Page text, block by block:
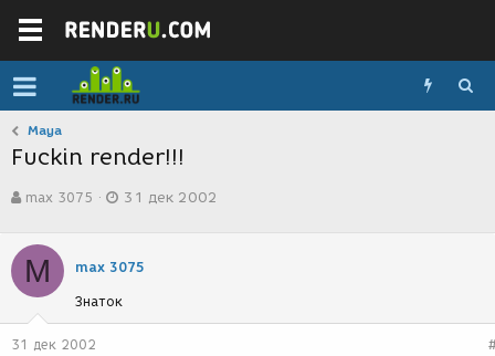
Maya
Fuckin render!!!
в
о
р
т
е
м
ы
max 3075
а
с
з
д
31 дек 2002
M max 3075
Знаток
31 дек 2002